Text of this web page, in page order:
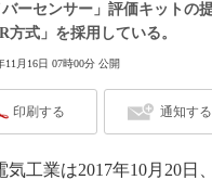
ーセンサー」評価キットの
方式」を採用している。
11月16日 07時00分 公開
印刷する 通知する
工業は2017年10月20日